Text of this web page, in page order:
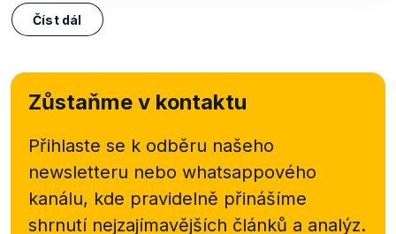
Číst dál
Zůstaňme v kontaktu
Přihlaste se k odběru našeho
newsletteru nebo whatsappového
kanálu, kde pravidelně přinášíme
shrnutí nejzajímavějších článků a analýz.